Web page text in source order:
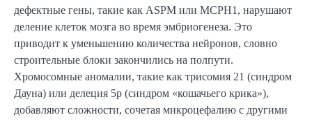
дефектные гены, такие как ASPM или MCPH1, нарушают
деление клеток мозга во время эмбриогенеза. Это
приводит к уменьшению количества нейронов, словно
строительные блоки закончились на полпути.
Хромосомные аномалии, такие как трисомия 21 (синдром
Дауна) или делеция 5p (синдром «кошачьего крика»),
добавляют сложности, сочетая микроцефалию с другими